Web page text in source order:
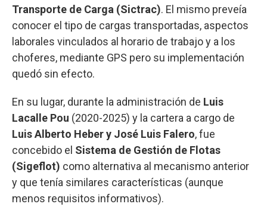
Transporte de Carga (Sictrac). El mismo preveía
conocer el tipo de cargas transportadas, aspectos
laborales vinculados al horario de trabajo y a los
choferes, mediante GPS pero su implementación
quedó sin efecto.
En su lugar, durante la administración de Luis
Lacalle Pou (2020-2025) y la cartera a cargo de
Luis Alberto Heber y José Luis Falero, fue
concebido el Sistema de Gestión de Flotas
(Sigeflot) como alternativa al mecanismo anterior
y que tenía similares características (aunque
menos requisitos informativos).